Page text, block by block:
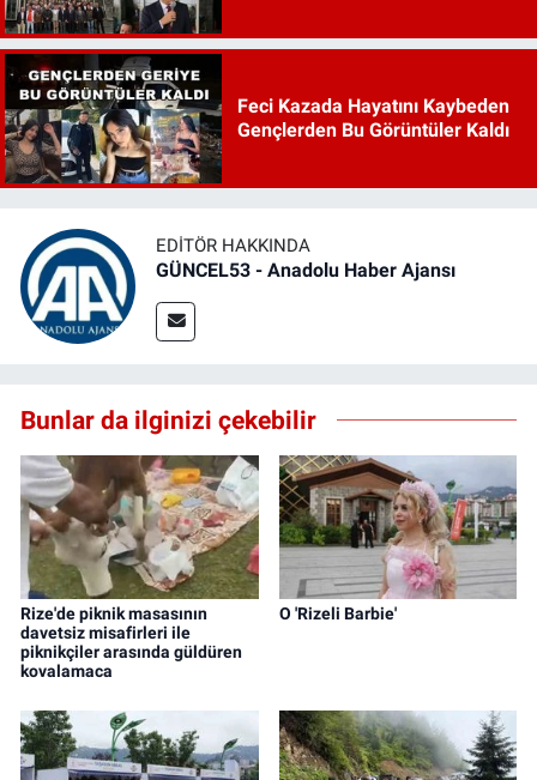
Feci Kazada Hayatını Kaybeden
Gençlerden Bu Görüntüler Kaldı
EDITÖR HAKKINDA
GÜNCEL53 - Anadolu Haber Ajansı
Bunlar da ilginizi çekebilir
Rize'de piknik masasının
davetsiz misafirleri ile
piknikçiler arasında güldüren
kovalamaca
O 'Rizeli Barbie'